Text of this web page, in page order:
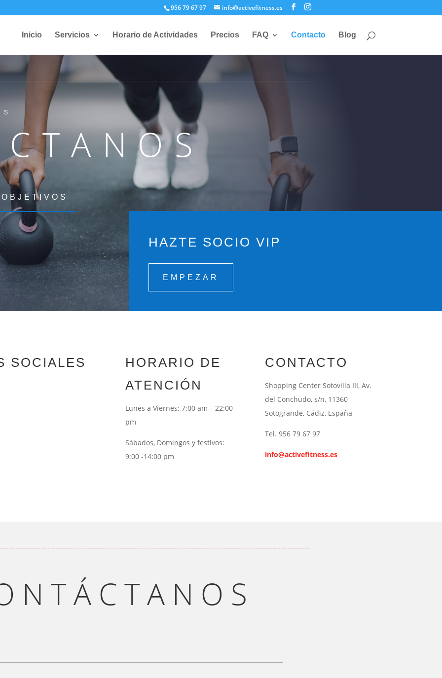
956 79 67 97 info@activefitness.es
Inicio Servicios Horario de Actividades Precios FAQ Contacto Blog
HAZTE SOCIO VIP
EMPEZAR
SOCIALES
HORARIO DE
ATENCIÓN
Lunes a Viernes: 7:00 am – 22:00
pm
Sábados, Domingos y festivos:
9:00 -14:00 pm
CONTACTO
Shopping Center Sotovilla III, Av.
del Conchudo, s/n, 11360
Sotogrande, Cádiz, España
Tel. 956 79 67 97
info@activefitness.es